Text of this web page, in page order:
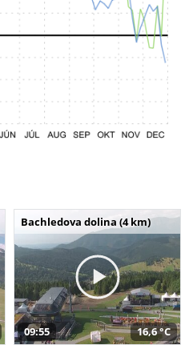
Bachledova dolina (4 km)
09:55 16,6 °C